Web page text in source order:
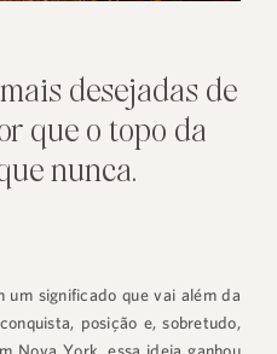
desejadas de
que o topo da
nunca.
um significado que vai além da
posição e, sobretudo,